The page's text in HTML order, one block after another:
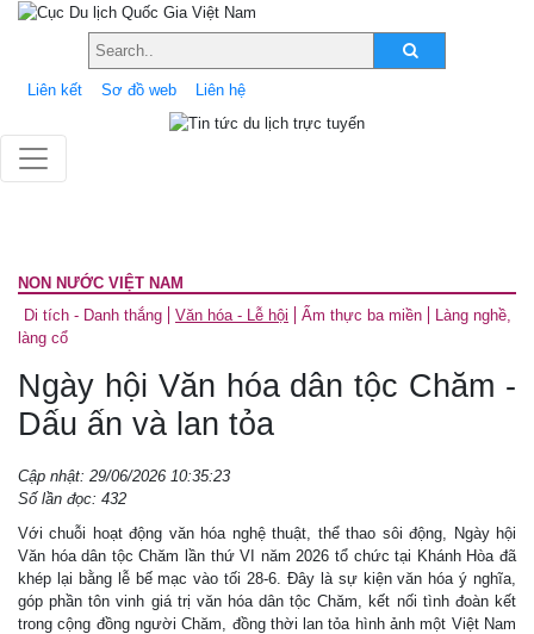
Liên kết Sơ đồ web Liên hệ
NON NƯỚC VIỆT NAM
Di tích - Danh thắng
Văn hóa - Lễ hội Ẩm thực ba miền
Làng nghề,
làng cổ
Ngày hội Văn hóa dân tộc Chăm -
Dấu ấn và lan tỏa
Cập nhật: 29/06/2026 10:35:23
Số lần đọc: 432
Với chuỗi hoạt động văn hóa nghệ thuật, thể thao sôi động, Ngày hội
Văn hóa dân tộc Chăm lần thứ VI năm 2026 tổ chức tại Khánh Hòa đã
khép lại bằng lễ bế mạc vào tối 28-6. Đây là sự kiện văn hóa ý nghĩa,
góp phần tôn vinh giá trị văn hóa dân tộc Chăm, kết nối tình đoàn kết
trong cộng đồng người Chăm, đồng thời lan tỏa hình ảnh một Việt Nam